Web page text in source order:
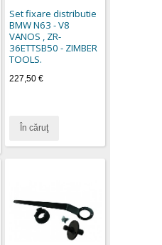
Set fixare distributie
BMW N63 - V8
VANOS , ZR-
36ETTSB50 - ZIMBER
TOOLS.
227,50 €
În căruţ